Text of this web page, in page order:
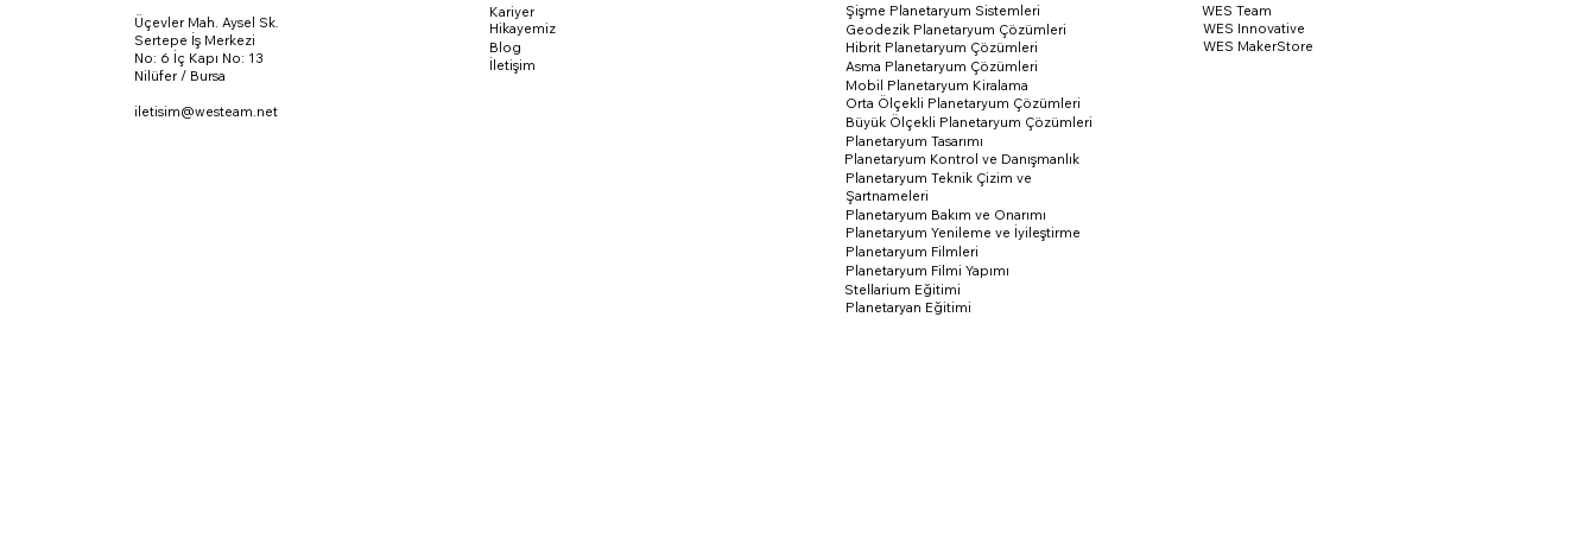
Üçevler Mah. Aysel Sk.
Sertepe İş Merkezi
No: 6 İç Kapı No: 13
Nilüfer / Bursa
iletisim@westeam.net
Kariyer
Hikayemiz
Blog
İletişim
Şişme Planetaryum Sistemleri
Geodezik Planetaryum Çözümleri
Hibrit Planetaryum Çözümleri
Asma Planetaryum Çözümleri
Mobil Planetaryum Kiralama
Orta Ölçekli Planetaryum Çözümleri
Büyük Ölçekli Planetaryum Çözümleri
Planetaryum Tasarımı
Planetaryum Kontrol ve Danışmanlık
Planetaryum Teknik Çizim ve
Şartnameleri
Planetaryum Bakım ve Onarımı
Planetaryum Yenileme ve İyileştirme
Planetaryum Filmleri
Planetaryum Filmi Yapımı
Stellarium Eğitimi
Planetaryan Eğitimi
WES Team
WES Innovative
WES MakerStore